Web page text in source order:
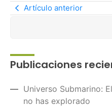
Artículo anterior
Publicaciones
Universo Submarino:
no has explorado